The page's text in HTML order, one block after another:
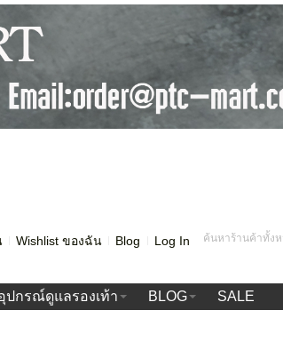
Wishlist ของฉัน Blog Log In
ปกรณ์ดูแลรองเท้า BLOG SALE